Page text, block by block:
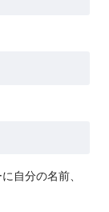
自分の名前、